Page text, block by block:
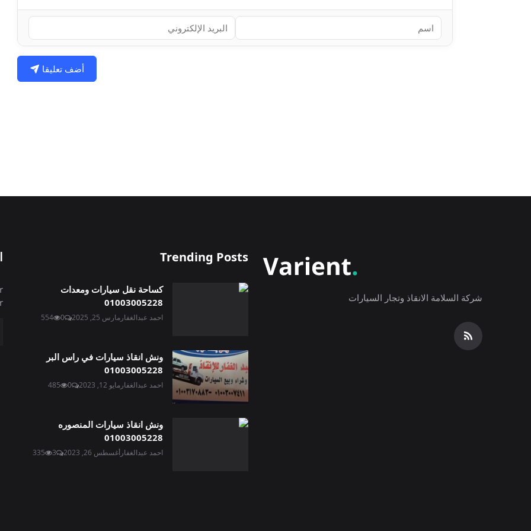
أضف تعليقا
شركة السلامة الانقاذ وتجار السيارات
Trending Posts
كساحة نقل سيارات ومعدات
01003005228
احمد عبدالغفارمارس 25, 2025 0
554
ونش انقاذ سيارات في راس البر
01003005228
احمد عبدالغفارمايو 12, 2023 0
485
ونش انقاذ سيارات المنصوره
01003005228
احمد عبدالغفارأغسطس 26, 2023 3
335